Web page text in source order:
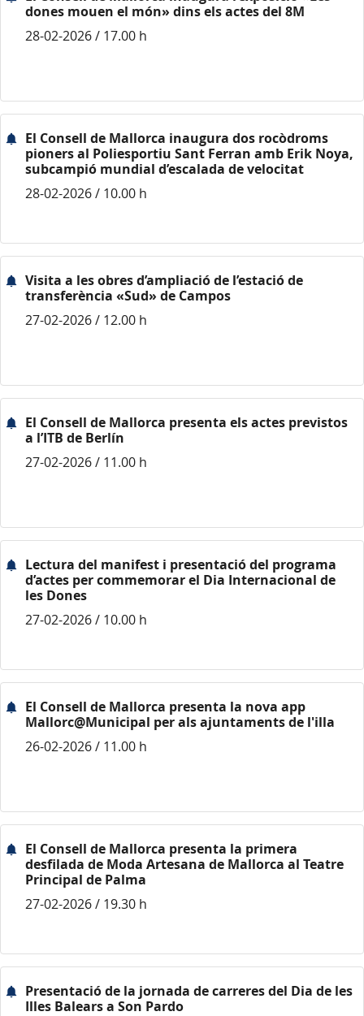
dones mouen el món» dins els actes del 8M
28-02-2026 / 17.00 h
El Consell de Mallorca inaugura dos rocòdroms
pioners al Poliesportiu Sant Ferran amb Erik Noya,
subcampió mundial d’escalada de velocitat
28-02-2026 / 10.00 h
Visita a les obres d’ampliació de l’estació de
transferència «Sud» de Campos
27-02-2026 / 12.00 h
El Consell de Mallorca presenta els actes previstos
a l’ITB de Berlín
27-02-2026 / 11.00 h
Lectura del manifest i presentació del programa
d’actes per commemorar el Dia Internacional de
les Dones
27-02-2026 / 10.00 h
El Consell de Mallorca presenta la nova app
Mallorc@Municipal per als ajuntaments de l'illa
26-02-2026 / 11.00 h
El Consell de Mallorca presenta la primera
desfilada de Moda Artesana de Mallorca al Teatre
Principal de Palma
27-02-2026 / 19.30 h
Presentació de la jornada de carreres del Dia de les
Illes Balears a Son Pardo